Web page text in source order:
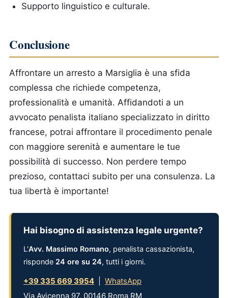
Supporto linguistico e culturale.
Conclusione
Affrontare un arresto a Marsiglia è una sfida
complessa che richiede competenza,
professionalità e umanità. Affidandoti a un
avvocato penalista italiano specializzato in diritto
francese, potrai affrontare il procedimento penale
con maggiore serenità e aumentare le tue
possibilità di successo. Non perdere tempo
prezioso, contattaci subito per una consulenza. La
tua libertà è importante!
Hai bisogno di assistenza legale urgente?
L'Avv. Massimo Romano, penalista cassazionista,
risponde 24 ore su 24, tutti i giorni.
+39 335 669 3954
WhatsApp
Via Avicenna 97, 00146 Roma RM